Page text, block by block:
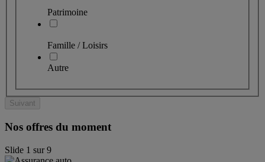
Patrimoine
Famille / Loisirs
Autre
Suivant
Nos offres du moment
Slide 1 sur9